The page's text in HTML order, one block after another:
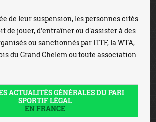
de leur suspension, les personnes cités
de jouer, d'entraîner ou d'assister à des
ou sanctionnés par l'ITF, la WTA,
du Grand Chelem ou toute association
ACTUALITÉS GÉNÉRALES DU PARI
SPORTIF LÉGAL
EN FRANCE